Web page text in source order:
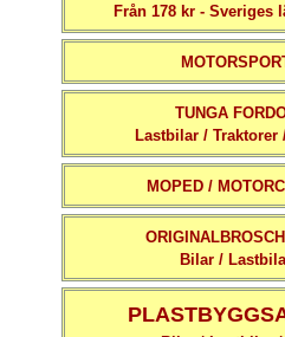
Från 178 kr - Sveriges
TUNGA
Lastbilar / Traktorer
MOPED /
Bilar /